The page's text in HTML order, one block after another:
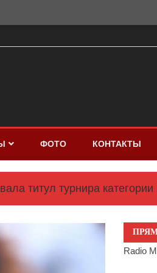
ФОТО КОНТАКТЫ
титул турнира
Radio